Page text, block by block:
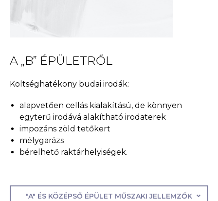
A „B” ÉPÜLETRŐL
Költséghatékony budai irodák:
alapvetően cellás kialakítású, de könnyen
egyterű irodává alakítható irodaterek
impozáns zöld tetőkert
mélygarázs
bérelhető raktárhelyiségek.
"A" ÉS KÖZÉPSŐ ÉPÜLET MŰSZAKI JELLEMZŐK